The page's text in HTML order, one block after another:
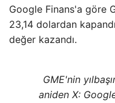
Google Finans'a göre
23,14 dolardan
değer kazandı.
GME'nin
aniden X: